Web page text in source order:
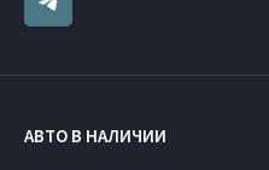
АВТО В НАЛИЧИИ